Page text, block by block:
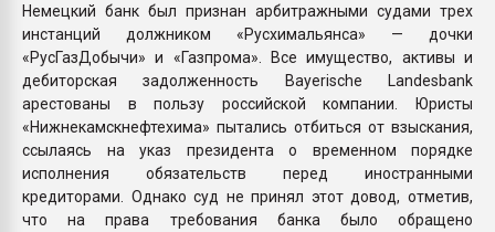
Немецкий банк был признан арбитражными судами трех
инстанций должником «Русхимальянса» — дочки
«РусГазДобычи» и «Газпрома». Все имущество, активы и
дебиторская задолженность Bayerische Landesbank
арестованы в пользу российской компании. Юристы
«Нижнекамскнефтехима» пытались отбиться от взыскания,
ссылаясь на указ президента о временном порядке
исполнения обязательств перед иностранными
кредиторами. Однако суд не принял этот довод, отметив,
что на права требования банка было обращено